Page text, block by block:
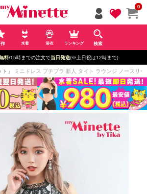
0
水着 浴衣 ランキング 検索
料/15時までの注文で当日発送(※土日祝は12時まで)
」 ミニドレス プチプラ 新人 タイト ラウンジ ノースリ
ペー
ジト
ップ